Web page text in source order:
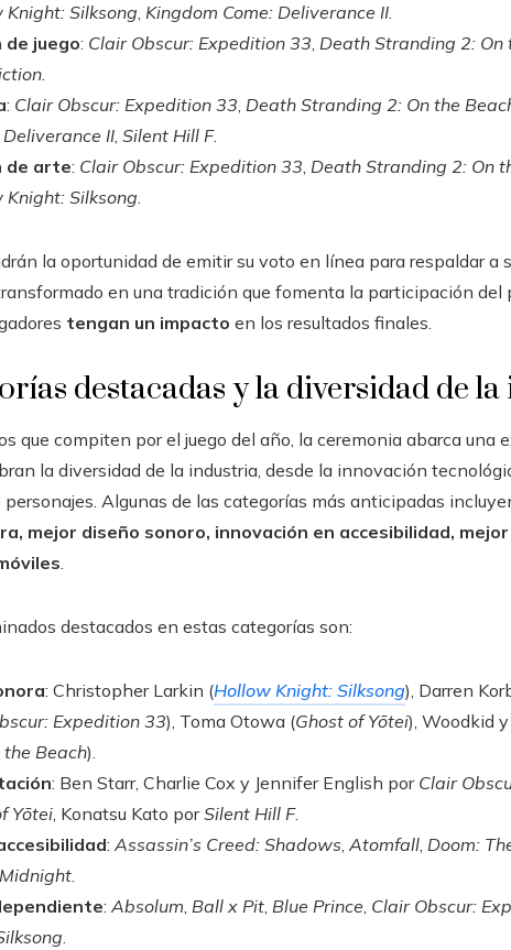
Knight: Silksong, Kingdom Come: Deliverance II.
de juego: Clair Obscur: Expedition 33, Death Stranding 2: On
.
: Clair Obscur: Expedition 33, Death Stranding 2: On the
II, Silent Hill F.
de arte: Clair Obscur: Expedition 33, Death Stranding 2: On
Knight: Silksong.
la oportunidad de emitir su voto en línea para respaldar a
en una tradición que fomenta la participación del
tengan un impacto en los resultados finales.
destacadas y la diversidad de
que compiten por el juego del año, la ceremonia abarca una
la diversidad de la industria, desde la innovación
Algunas de las categorías más anticipadas
mejor diseño sonoro, innovación en accesibilidad,
.
destacados en estas categorías son:
: Christopher Larkin (Hollow Knight: Silksong), Darren
Expedition 33), Toma Otowa (Ghost of Yōtei), Woodkid
Beach).
: Ben Starr, Charlie Cox y Jennifer English por Clair
Yōtei, Konatsu Kato porSilent Hill F.
: Assassin’s Creed: Shadows, Atomfall, Doom:
.
: Absolum, Ball x Pit, Blue Prince, Clair Obscur:
.